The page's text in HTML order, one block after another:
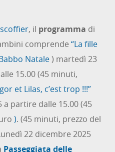
, il programma di
comprende “La fille
Natale) martedì 23
15.00 (45 minuti,
et Lilas, c’est trop !!!”
partire dalle 15.00 (45
). (45 minuti, prezzo del
22 dicembre 2025
Passeggiata delle